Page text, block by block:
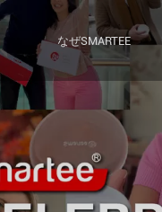
なぜSMARTEE